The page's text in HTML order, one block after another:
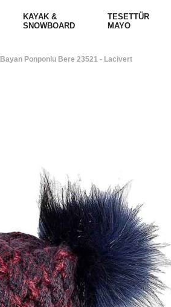
KAYAK &
SNOWBOARD
TESETTÜR
MAYO
Bayan Ponponlu Bere 23521 - Lacivert